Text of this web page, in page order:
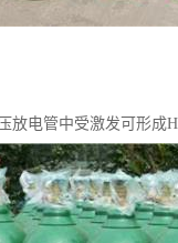
电管中受激发可形成